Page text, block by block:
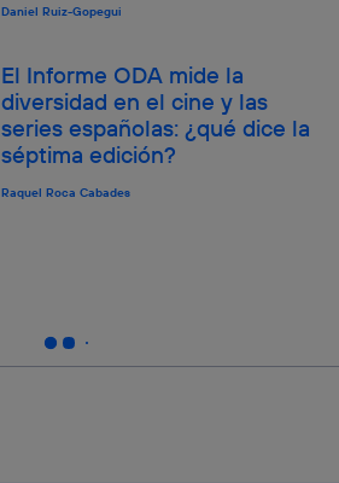
Daniel Ruiz-Gopegui
El Informe ODA mide la
diversidad en el cine y las
series españolas: ¿qué dice la
séptima edición?
Raquel Roca Cabades